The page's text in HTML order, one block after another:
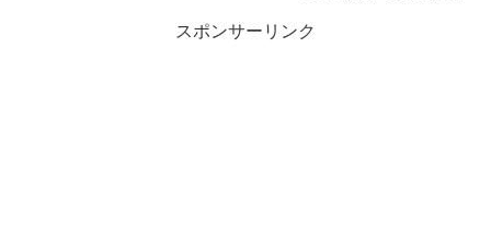
スポンサーリンク